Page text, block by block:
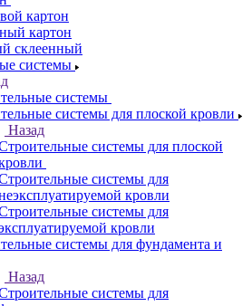
картон
картон
склеенный
системы
системы
системы для плоской кровли
Назад
системы для плоской
системы для
кровли
системы для
кровли
системы для фундамента и
Назад
системы для